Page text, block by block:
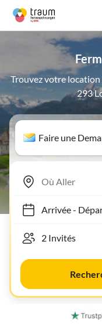
Trouvez votre location
293
Faire une
Arrivée- Départ